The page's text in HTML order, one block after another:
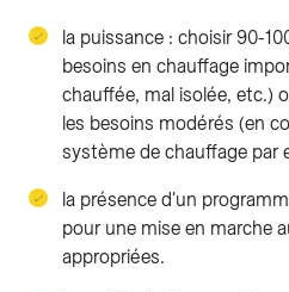
la puissance : choisir 90-
besoins en chauffage
chauffée, mal isolée, etc.)
les besoins modérés (en
système de chauffage par
la présence d'un
pour une mise en marche
appropriées.